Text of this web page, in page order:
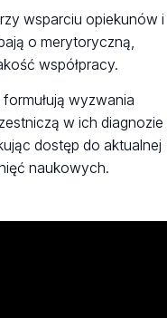
wsparciu opiekunów i
o merytoryczną,
współpracy.
wyzwania
w ich diagnozie
dostęp do aktualnej
naukowych.